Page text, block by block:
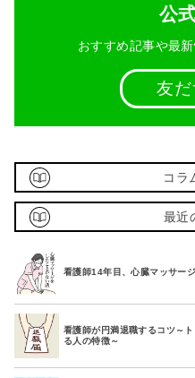
公
おすすめ記事や最
友だ
コラ
最近
看護師14年目、心臓マッサー
看護師が円満退職するコツ～
る人の特徴～